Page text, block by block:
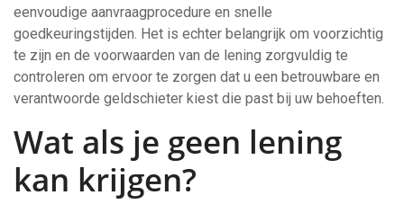
eenvoudige aanvraagprocedure en snelle
goedkeuringstijden. Het is echter belangrijk om voorzichtig
te zijn en de voorwaarden van de lening zorgvuldig te
controleren om ervoor te zorgen dat u een betrouwbare en
verantwoorde geldschieter kiest die past bij uw behoeften.
Wat als je geen lening
kan krijgen?